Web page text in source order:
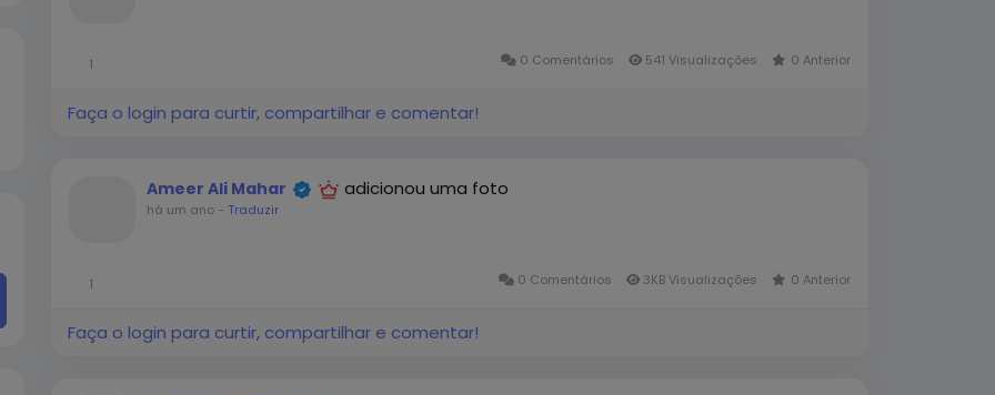
1 0 Comentários 541 Visualizações 0 Anterior
Faça o login para curtir, compartilhar e comentar!
Ameer Ali Mahar adicionou uma foto
há um ano - Traduzir
1 0 Comentários 3KB Visualizações 0 Anterior
Faça o login para curtir, compartilhar e comentar!